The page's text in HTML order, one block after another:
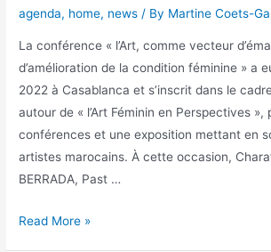
agenda, home, news / By Martine Coets-
La conférence « l’Art, comme vecteur
d’amélioration de la condition féminine » a
2022 à Casablanca et s’inscrit dans le
autour de « l’Art Féminin en Perspectives »,
conférences et une exposition mettant en
artistes marocains. À cette occasion,
BERRADA, Past …
Read More »